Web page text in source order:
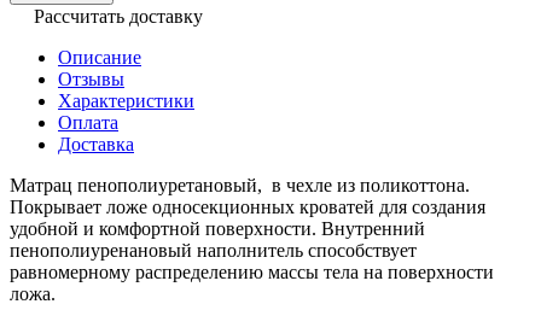
Рассчитать доставку
Описание
Отзывы
Характеристики
Оплата
Доставка
Матрац пенополиуретановый, в чехле из поликоттона.
Покрывает ложе односекционных кроватей для создания
удобной и комфортной поверхности. Внутренний
пенополиуренановый наполнитель способствует
равномерному распределению массы тела на поверхности
ложа.